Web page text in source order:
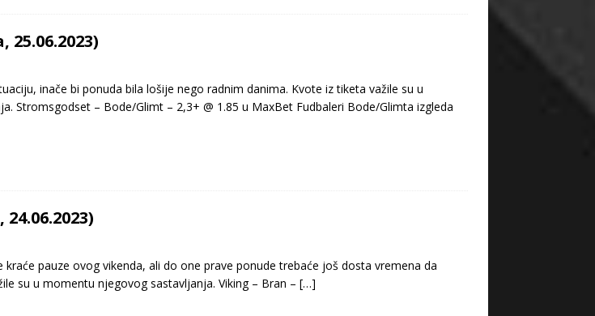
inače bi ponuda bila lošije nego radnim danima. Kvote iz tiketa važile su u
Stromsgodset – Bode/Glimt – 2,3+ @ 1.85 u MaxBet Fudbaleri Bode/Glimta izgleda
kraće pauze ovog vikenda, ali do one prave ponude trebaće još dosta vremena da
su u momentu njegovog sastavljanja. Viking – Bran – […]